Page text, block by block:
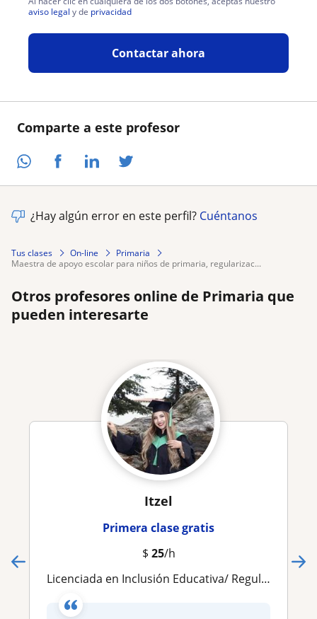
Comparte a este profesor
aviso legal y de privacidad
Contactar ahora
¿Hay algún error en este perfil? Cuéntanos
Tus clases On-line
Primaria
maestra de apoyo escolar para niños de primaria, regularizac...
Otros profesores online de Primaria que
pueden interesarte
Itzel
Primera clase gratis
$ 25/h
Licenciada en Inclusión Educativa/ Regularización y acompañamiento educativo